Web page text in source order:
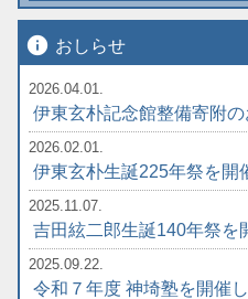
info おしらせ
2026.04.01.
伊東玄朴記念館整備寄附の
2026.02.01.
伊東玄朴生誕225年祭を開
2025.11.07.
吉田絃二郎生誕140年祭を
2025.09.22.
令和７年度 神埼塾を開催し